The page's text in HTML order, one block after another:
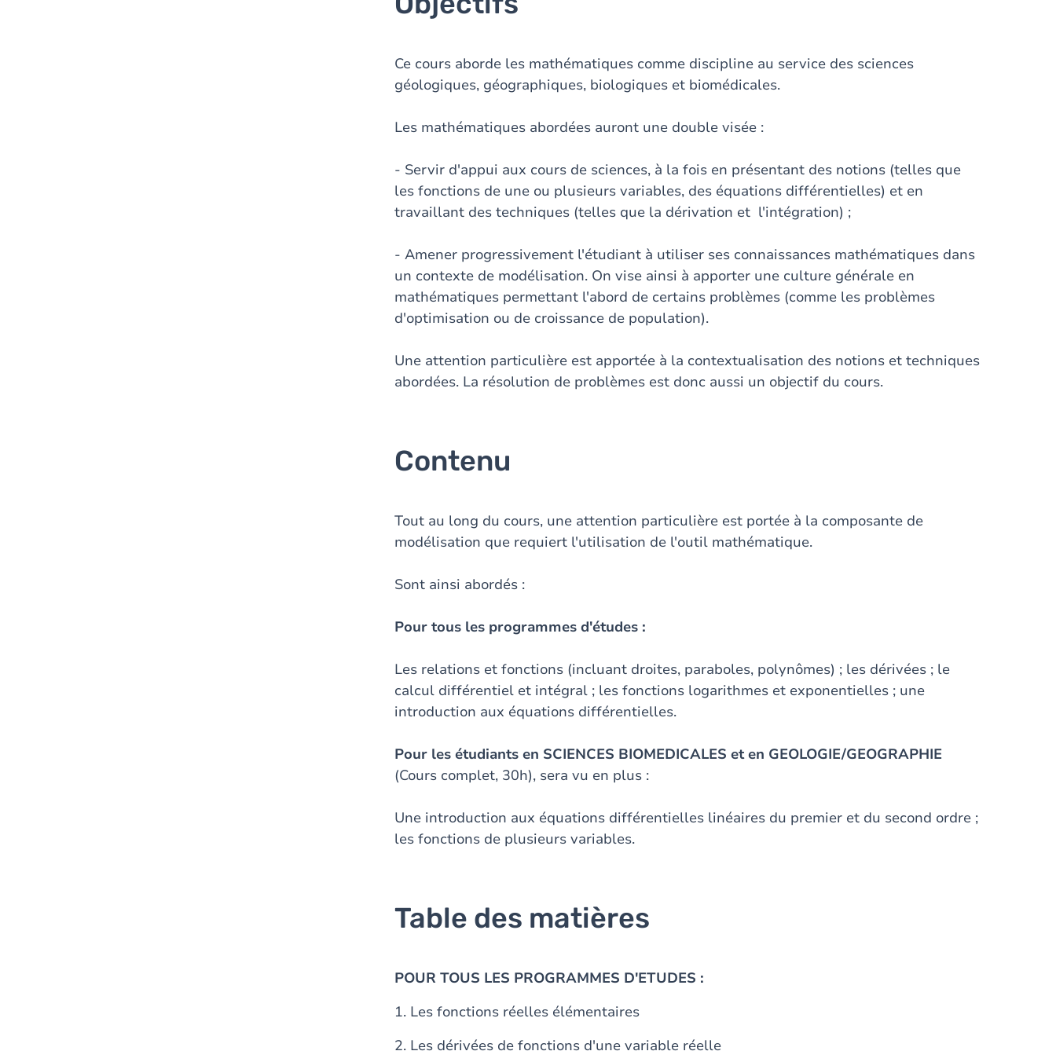
Ce cours aborde les mathématiques comme discipline au service des sciences
géologiques, géographiques, biologiques et biomédicales.
Les mathématiques abordées auront une double visée :
- Servir d'appui aux cours de sciences, à la fois en présentant des notions (telles que
les fonctions de une ou plusieurs variables, des équations différentielles) et en
travaillant des techniques (telles que la dérivation et l'intégration) ;
- Amener progressivement l'étudiant à utiliser ses connaissances mathématiques dans
un contexte de modélisation. On vise ainsi à apporter une culture générale en
mathématiques permettant l'abord de certains problèmes (comme les problèmes
d'optimisation ou de croissance de population).
Une attention particulière est apportée à la contextualisation des notions et techniques
abordées. La résolution de problèmes est donc aussi un objectif du cours.
Contenu
Tout au long du cours, une attention particulière est portée à la composante de
modélisation que requiert l'utilisation de l'outil mathématique.
Sont ainsi abordés :
Pour tous les programmes d'études :
Les relations et fonctions (incluant droites, paraboles, polynômes) ; les dérivées ; le
calcul différentiel et intégral ; les fonctions logarithmes et exponentielles ; une
introduction aux équations différentielles.
Pour les étudiants en SCIENCES BIOMEDICALES et en GEOLOGIE/GEOGRAPHIE
(Cours complet, 30h), sera vu en plus :
Une introduction aux équations différentielles linéaires du premier et du second ordre ;
les fonctions de plusieurs variables.
Table des matières
POUR TOUS LES PROGRAMMES D'ETUDES :
1. Les fonctions réelles élémentaires
2. Les dérivées de fonctions d'une variable réelle